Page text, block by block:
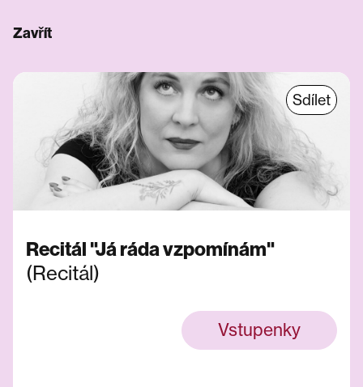
Zavřít
Sdílet
Recitál "Já ráda vzpomínám"
(Recitál)
Vstupenky